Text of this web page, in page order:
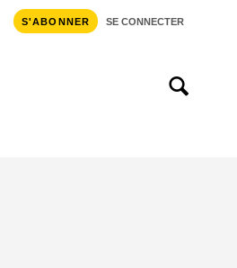
S'ABONNER SE CONNECTER